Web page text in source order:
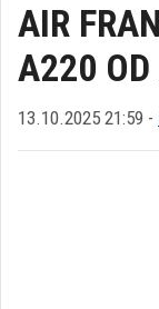
AIR
A220
13.10.2025 21:59 -